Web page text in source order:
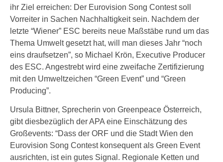
ihr Ziel erreichen: Der Eurovision Song Contest soll
Vorreiter in Sachen Nachhaltigkeit sein. Nachdem der
letzte “Wiener” ESC bereits neue Maßstäbe rund um das
Thema Umwelt gesetzt hat, will man dieses Jahr “noch
eins draufsetzen”, so Michael Krön, Executive Producer
des ESC. Angestrebt wird eine zweifache Zertifizierung
mit den Umweltzeichen “Green Event” und “Green
Producing”.
Ursula Bittner, Sprecherin von Greenpeace Österreich,
gibt diesbezüglich der APA eine Einschätzung des
Großevents: “Dass der ORF und die Stadt Wien den
Eurovision Song Contest konsequent als Green Event
ausrichten, ist ein gutes Signal. Regionale Ketten und